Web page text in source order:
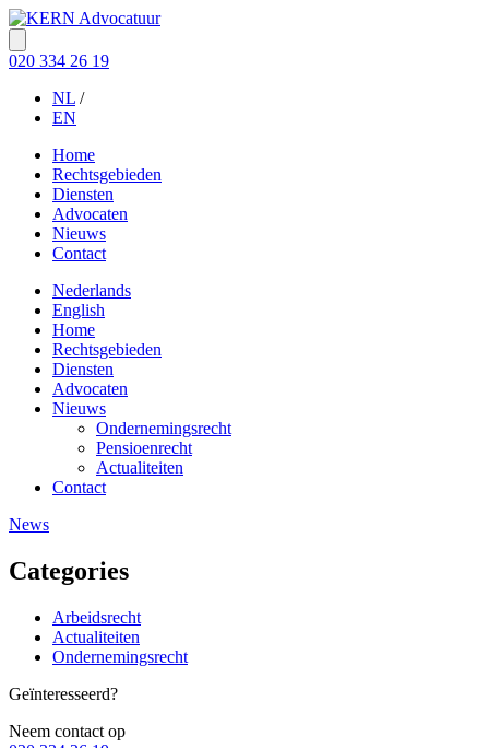
020 334 26 19
NL /
EN
Home
Rechtsgebieden
Diensten
Advocaten
Nieuws
Contact
Nederlands
English
Home
Rechtsgebieden
Diensten
Advocaten
Nieuws
Ondernemingsrecht
Pensioenrecht
Actualiteiten
Contact
News
Categories
Arbeidsrecht
Actualiteiten
Ondernemingsrecht
Geïnteresseerd?
Neem contact op